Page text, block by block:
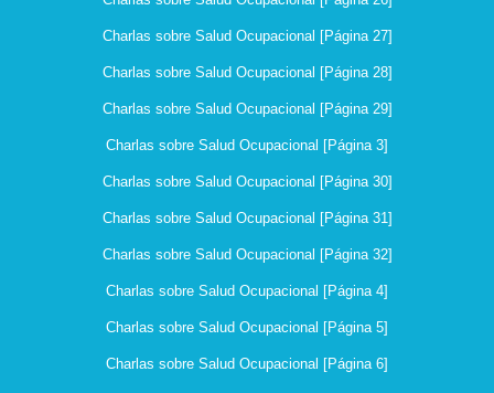
Charlas sobre Salud Ocupacional [Página 27]
Charlas sobre Salud Ocupacional [Página 28]
Charlas sobre Salud Ocupacional [Página 29]
Charlas sobre Salud Ocupacional [Página 3]
Charlas sobre Salud Ocupacional [Página 30]
Charlas sobre Salud Ocupacional [Página 31]
Charlas sobre Salud Ocupacional [Página 32]
Charlas sobre Salud Ocupacional [Página 4]
Charlas sobre Salud Ocupacional [Página 5]
Charlas sobre Salud Ocupacional [Página 6]